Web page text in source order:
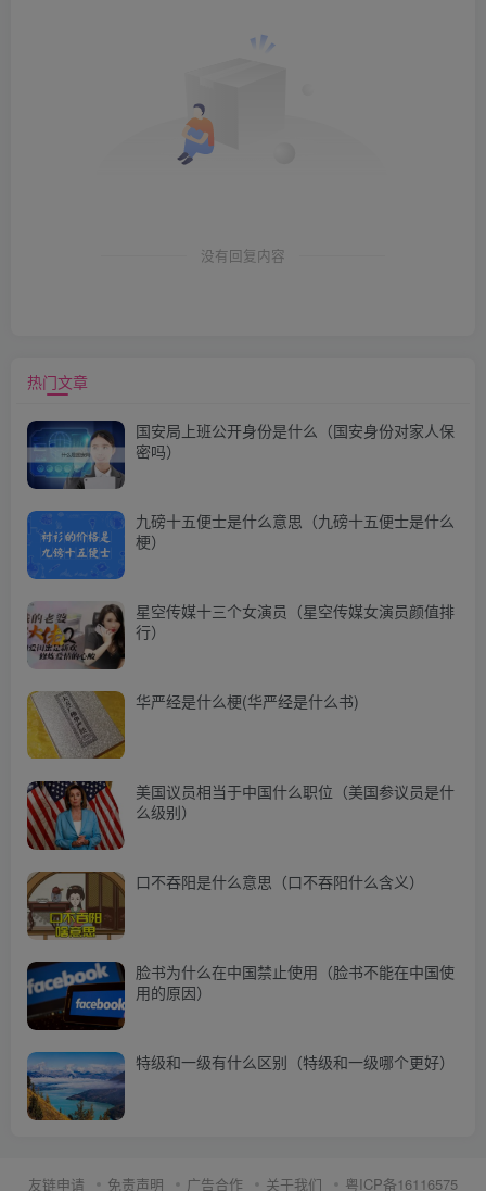
没有回复内容
热门文章
国安局上班公开身份是什么（国安身份对家人保
密吗）
九磅十五便士是什么意思（九磅十五便士是什么
梗）
星空传媒十三个女演员（星空传媒女演员颜值排
行）
华严经是什么梗(华严经是什么书)
美国议员相当于中国什么职位（美国参议员是什
么级别）
口不吞阳是什么意思（口不吞阳什么含义）
脸书为什么在中国禁止使用（脸书不能在中国使
用的原因）
特级和一级有什么区别（特级和一级哪个更好）
友链申请 免责声明 广告合作 关于我们 粤ICP备16116575